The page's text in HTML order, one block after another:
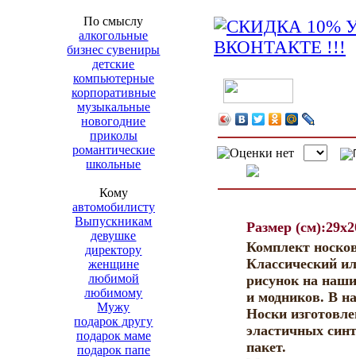
По смыслу
алкогольные
бизнес сувениры
детские
компьютерные
корпоративные
музыкальные
новогодние
приколы
романтические
школьные
Кому
автомобилисту
Выпускникам
девушке
директору
женщине
любимой
любимому
Мужу
подарок другу
подарок маме
подарок папе
Размер
Комплект
Классический
рисунок на
и модников. В
Носки
эластичных
пакет.